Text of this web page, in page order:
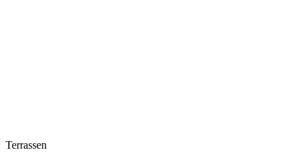
Terrassen